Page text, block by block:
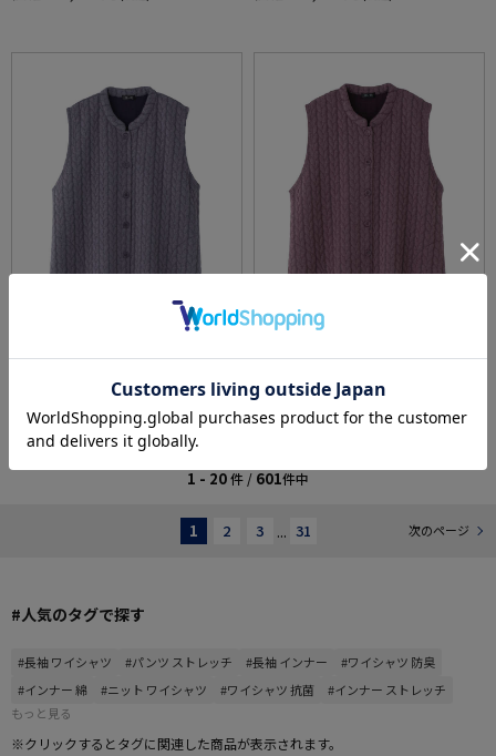
【前開き】【あったか】薄中綿キルト葉柄ベ
スト／婦人用／レディース／高齢者／シニア
／秋冬／洗濯OK／自宅で洗える／名前記入欄
付／両脇ポケット／お出かけ／ギフト【CF】
価格： 4,378円 (税込)
【前開き】【あったか】薄中綿キルト葉柄ベ
スト／婦人用／レディース／高齢者／シニア
／秋冬／洗濯OK／自宅で洗える／名前記入欄
付／両脇ポケット／お出かけ／ギフト【CF】
価格：4,378円 (税込)
1 - 20件 / 601件中
1 2 3 ... 31 次のページ
#人気のタグで探す
#長袖 ワイシャツ #パンツ ストレッチ #長袖 インナー
#ワイシャツ 防臭
#インナー 綿
#ニット ワイシャツ #ワイシャツ 抗菌
#インナー ストレッチ
もっと見る
※クリックするとタグに関連した商品が表示されます。